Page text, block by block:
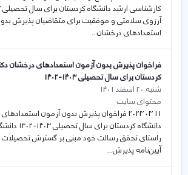
آرزوی سلامتی و موفقیت برای متقاضیان پذیرش
استعدادهای درخشان...
فراخوان پذیرش بدون آزمون استعدادهای درخشان
کردستان برای سال تحصیلی ۱۴۰۳-۱۴۰۲
شنبه 20 اسفند 1401
محتوای سایت
11 03 2023 فراخوان پذیرش بدون آزمون
دانشگاه
راستای تحقق رسالت خود مبنی بر گسترش تحصیلات
آیین‌نامه پذیرش...